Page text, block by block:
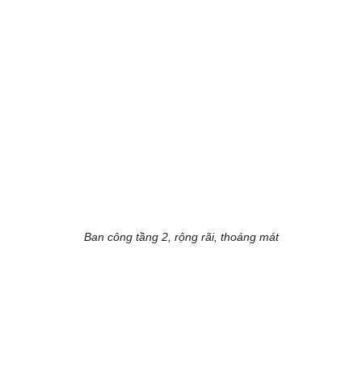
Ban công tầng 2, rộng rãi, thoáng mát